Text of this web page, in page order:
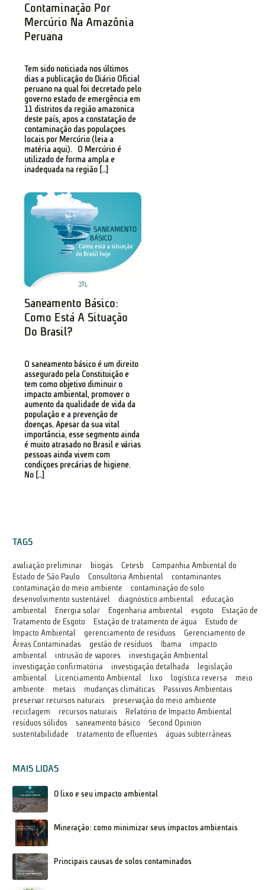
Contaminação Por
Mercúrio Na Amazônia
Peruana
Tem sido noticiada nos últimos
dias a publicação do Diário Oficial
peruano na qual foi decretado pelo
governo estado de emergência em
11 distritos da região amazônica
deste país, após a constatação de
contaminação das populações
locais por Mercúrio (leia a
matéria aqui). O Mercúrio é
utilizado de forma ampla e
inadequada na região […]
Saneamento Básico:
Como Está A Situação
Do Brasil?
O saneamento básico é um direito
assegurado pela Constituição e
tem como objetivo diminuir o
impacto ambiental, promover o
aumento da qualidade de vida da
população e a prevenção de
doenças. Apesar da sua vital
importância, esse segmento ainda
é muito atrasado no Brasil e várias
pessoas ainda vivem com
condições precárias de higiene.
No […]
TAGS
avaliação preliminar biogás Cetesb
Companhia Ambiental do
Estado de São Paulo
Consultoria Ambiental
contaminantes
contaminação do meio ambiente
contaminação do solo
desenvolvimento sustentável
diagnóstico ambiental
educação
ambiental
Energia solar Engenharia ambiental esgoto
Estação de
Tratamento de Esgoto
Estação de tratamento de água
Estudo de
Impacto Ambiental
gerenciamento de resíduos
Gerenciamento de
Áreas Contaminadas
gestão de resíduos Ibama
impacto
ambiental
intrusão de vapores
investigação Ambiental
investigação confirmatória
investigação detalhada
legislação
ambiental
Licenciamento Ambiental lixo logística reversa
meio
ambiente
metais mudanças climáticas
Passivos Ambientais
preservar recursos naturais
preservação do meio ambiente
reciclagem
recursos naturais
Relatório de Impacto Ambiental
resíduos sólidos
saneamento básico
Second Opinion
sustentabilidade
tratamento de efluentes águas subterrâneas
MAIS LIDAS
O lixo e seu impacto ambiental
Mineração: como minimizar seus impactos ambientais
Principais causas de solos contaminados